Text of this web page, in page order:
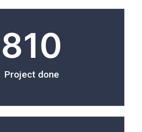
Project done
810